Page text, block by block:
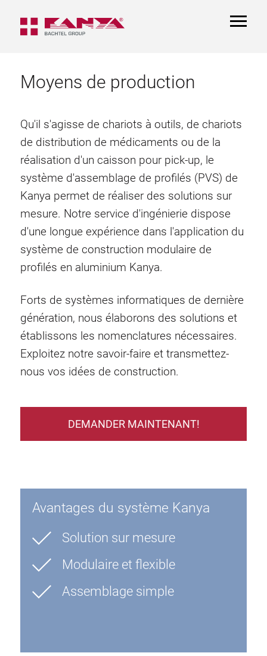
Moyens de production
Qu'il s'agisse de chariots à outils, de chariots
de distribution de médicaments ou de la
réalisation d'un caisson pour pick-up, le
système d'assemblage de profilés (PVS) de
Kanya permet de réaliser des solutions sur
mesure. Notre service d'ingénierie dispose
d'une longue expérience dans l'application du
système de construction modulaire de
profilés en aluminium Kanya.
Forts de systèmes informatiques de dernière
génération, nous élaborons des solutions et
établissons les nomenclatures nécessaires.
Exploitez notre savoir-faire et transmettez-
nous vos idées de construction.
DEMANDER MAINTENANT!
Avantages du système Kanya
Solution sur mesure
Modulaire et flexible
Assemblage simple